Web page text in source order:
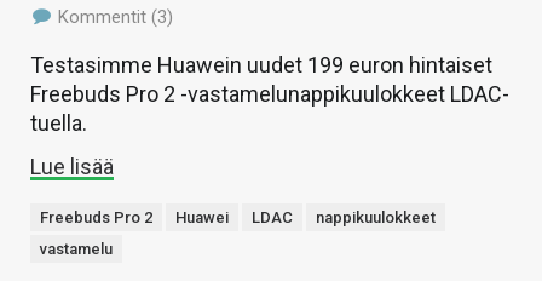
Kommentit (3)
Testasimme Huawein uudet 199 euron hintaiset
Freebuds Pro 2 -vastamelunappikuulokkeet LDAC-
tuella.
Lue lisää
Freebuds Pro 2 Huawei LDAC
nappikuulokkeet
vastamelu